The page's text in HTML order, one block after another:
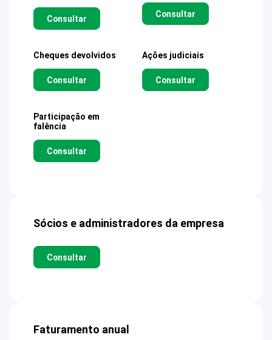
Consultar Consultar
Cheques devolvidos
Consultar
Ações judiciais
Consultar
Participação em
falência
Consultar
Sócios e administradores da empresa
Consultar
Faturamento anual